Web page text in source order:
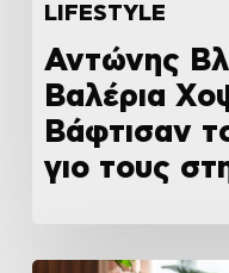
LIFESTYLE
Αντώνης
Βαλέρια
Βάφτισαν
γιο τους